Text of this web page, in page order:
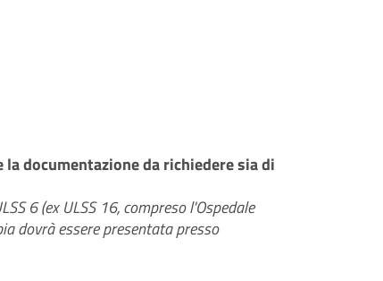
documentazione da richiedere sia di
6 (ex ULSS 16, compreso l'Ospedale
dovrà essere presentata presso